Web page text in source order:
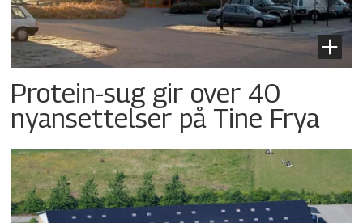
Protein-sug gir over 40
nyansettelser på Tine Frya